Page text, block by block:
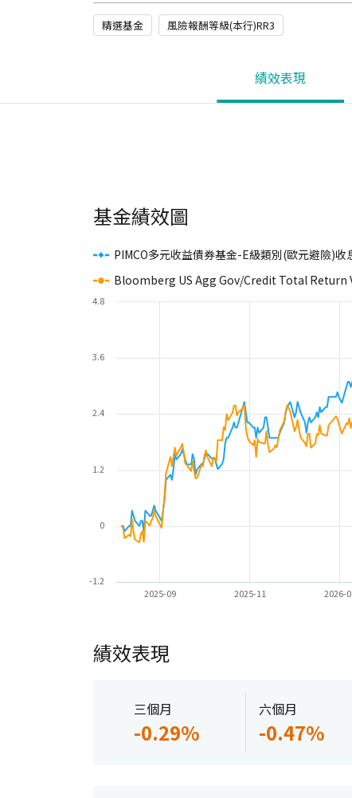
精選基金 風險報酬等級(本行)RR3
績效表現
基金績效圖
PIMCO多元收益債券基金-E級類別(歐元避險)收
Bloomberg US Agg Gov/Credit Total Return
2025-09 2025-11 2026-
-1.2
0
1.2
2.4
3.6
4.8
績效表現
三個月
-0.29%
六個月
-0.47%